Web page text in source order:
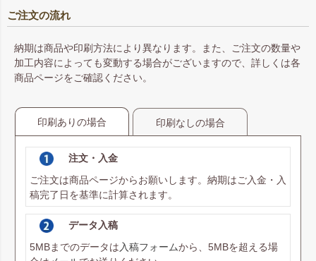
ご注文の流れ
納期は商品や印刷方法により異なります。また、ご注文の数量や
加工内容によっても変動する場合がございますので、詳しくは各
商品ページをご確認ください。
印刷ありの場合 印刷なしの場合
注文・入金
ご注文は商品ページからお願いします。納期はご入金・入
稿完了日を基準に計算されます。
データ入稿
5MBまでのデータは 入稿フォームから、5MBを超える場